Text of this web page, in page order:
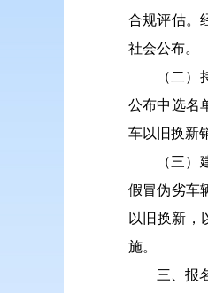
合规评估。
社会公布。
（二
公布中选名
车以旧换新
（三
假冒伪劣车
以旧换新，
施。
三、报